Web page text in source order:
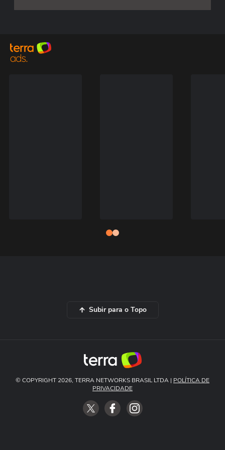
Subir para o Topo
© COPYRIGHT 2026, TERRA NETWORKS BRASIL LTDA | POLÍTICA DE
PRIVACIDADE